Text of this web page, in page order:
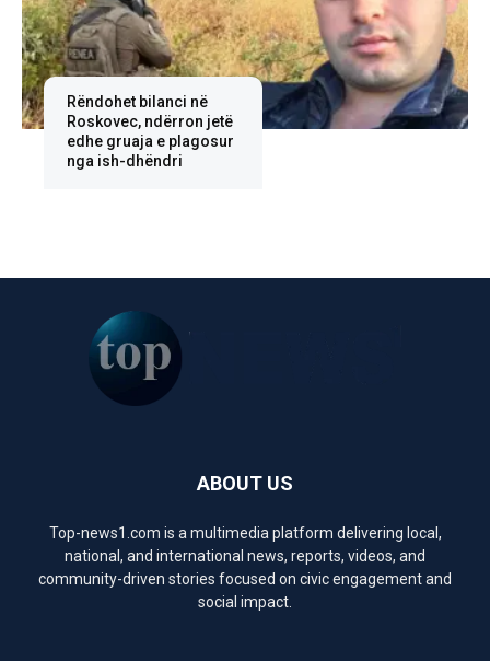
Rëndohet bilanci në
Roskovec, ndërron jetë
edhe gruaja e plagosur
nga ish-dhëndri
ABOUT US
Top-news1.com is a multimedia platform delivering local,
national, and international news, reports, videos, and
community-driven stories focused on civic engagement and
social impact.